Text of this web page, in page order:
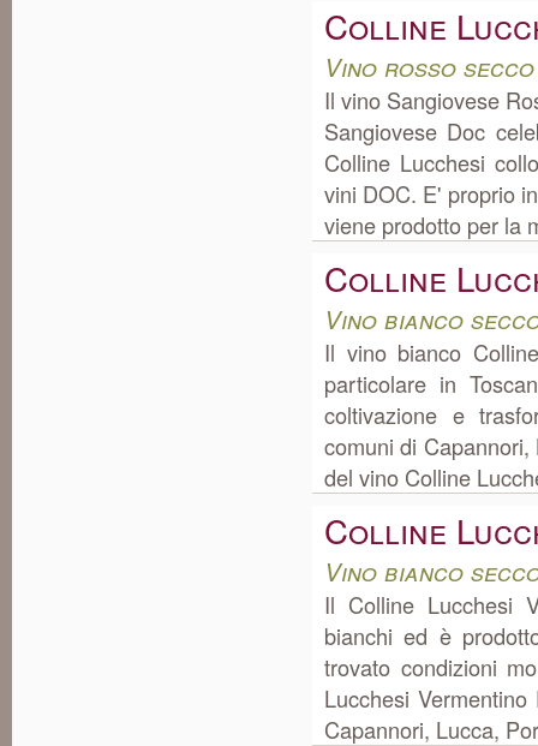
Colline
Vino rosso
Il vino Sangiovese
Sangiovese Doc
Colline Lucchesi
vini DOC. E' proprio
viene prodotto per la
Colline
Vino bianco
Il vino bianco
particolare in
coltivazione e
comuni di
del vino Colline
Colline
Vino bianco
Il Colline Lucchesi
bianchi ed è
trovato condizioni
Lucchesi
Capannori, Lucca,